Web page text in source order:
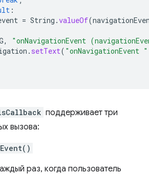
:
= String .valueOf(
,
"onNavigationEvent
. setText( "onNavigationEvent "
поддерживает три
вызова:
раз, когда пользователь